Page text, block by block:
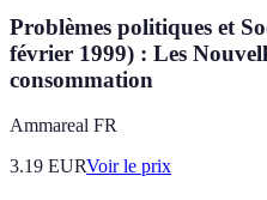
Problèmes politiques et
février 1999) : Les
consommation
Ammareal FR
3.19 EURVoir le prix